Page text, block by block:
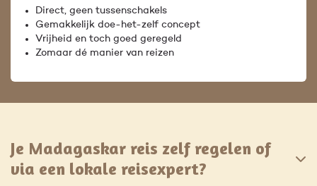
Je Madagaskar reis zelf regelen of
via een lokale reisexpert?
Direct, geen tussenschakels
Gemakkelijk doe-het-zelf concept
Vrijheid en toch goed geregeld
Zomaar dé manier van reizen